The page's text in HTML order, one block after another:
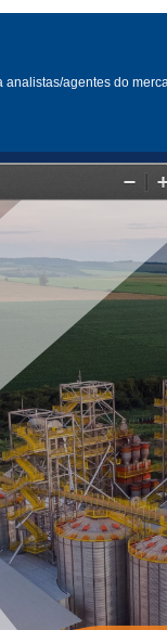
analistas/agentes do